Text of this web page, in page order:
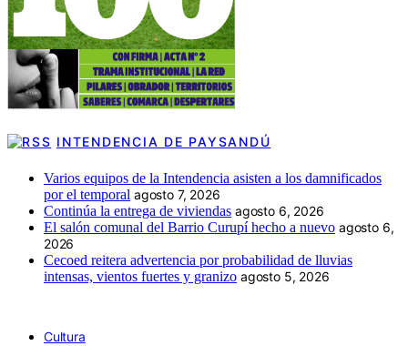
INTENDENCIA DE PAYSANDÚ
Varios equipos de la Intendencia asisten a los damnificados
por el temporal agosto 7, 2026
Continúa la entrega de viviendas agosto 6, 2026
El salón comunal del Barrio Curupí hecho a nuevo agosto 6,
2026
Cecoed reitera advertencia por probabilidad de lluvias
intensas, vientos fuertes y granizo agosto 5, 2026
Cultura